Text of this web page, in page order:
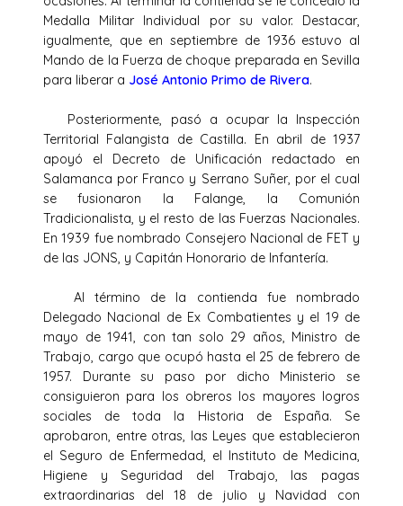
Medalla Militar Individual por su valor. Destacar,
igualmente, que en septiembre de 1936 estuvo al
Mando de la Fuerza de choque preparada en Sevilla
para liberar a José Antonio Primo de Rivera.
Posteriormente, pasó a ocupar la Inspección
Territorial Falangista de Castilla. En abril de 1937
apoyó el Decreto de Unificación redactado en
Salamanca por Franco y Serrano Suñer, por el cual
se fusionaron la Falange, la Comunión
Tradicionalista, y el resto de las Fuerzas Nacionales.
En 1939 fue nombrado Consejero Nacional de FET y
de las JONS, y Capitán Honorario de Infantería.
Al término de la contienda fue nombrado
Delegado Nacional de Ex Combatientes y el 19 de
mayo de 1941, con tan solo 29 años, Ministro de
Trabajo, cargo que ocupó hasta el 25 de febrero de
1957. Durante su paso por dicho Ministerio se
consiguieron para los obreros los mayores logros
sociales de toda la Historia de España. Se
aprobaron, entre otras, las Leyes que establecieron
el Seguro de Enfermedad, el Instituto de Medicina,
Higiene y Seguridad del Trabajo, las pagas
extraordinarias del 18 de julio y Navidad con